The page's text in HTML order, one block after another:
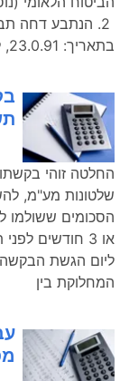
2. הנתבע דחה
בתאריך: 23.0.91, לא אירע לתובע אירוע תאונתי כלשהו
שלטונות מע"מ,
או 3 חודשים
המחלוקת בין